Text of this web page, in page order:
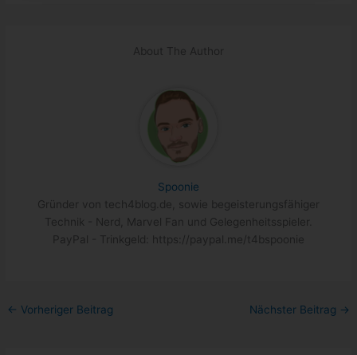
About The Author
Spoonie
Gründer von tech4blog.de, sowie begeisterungsfähiger
Technik - Nerd, Marvel Fan und Gelegenheitsspieler.
PayPal - Trinkgeld: https://paypal.me/t4bspoonie
← Vorheriger Beitrag Nächster Beitrag →